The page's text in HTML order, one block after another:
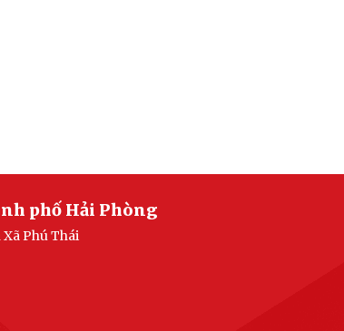
phố Hải Phòng
Phú Thái